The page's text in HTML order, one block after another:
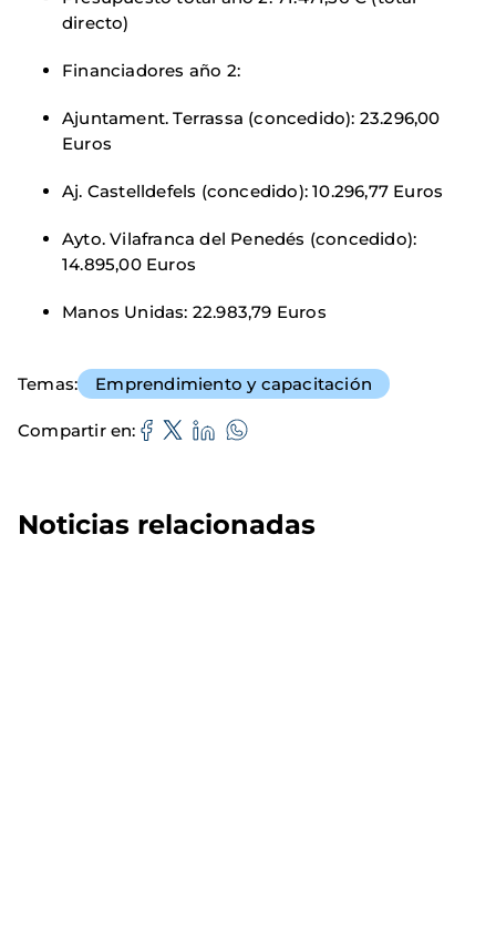
directo)
Financiadores año 2:
Ajuntament. Terrassa (concedido): 23.296,00
Euros
Aj. Castelldefels (concedido): 10.296,77 Euros
Ayto. Vilafranca del Penedés (concedido):
14.895,00 Euros
Manos Unidas: 22.983,79 Euros
Temas Emprendimiento y capacitación
Compartir en
Noticias relacionadas